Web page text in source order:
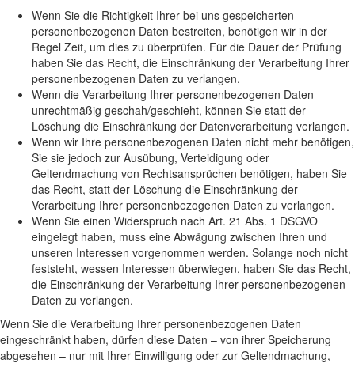
Wenn Sie die Richtigkeit Ihrer bei uns gespeicherten
personenbezogenen Daten bestreiten, benötigen wir in der
Regel Zeit, um dies zu überprüfen. Für die Dauer der Prüfung
haben Sie das Recht, die Einschränkung der Verarbeitung Ihrer
personenbezogenen Daten zu verlangen.
Wenn die Verarbeitung Ihrer personenbezogenen Daten
unrechtmäßig geschah/geschieht, können Sie statt der
Löschung die Einschränkung der Datenverarbeitung verlangen.
Wenn wir Ihre personenbezogenen Daten nicht mehr benötigen,
Sie sie jedoch zur Ausübung, Verteidigung oder
Geltendmachung von Rechtsansprüchen benötigen, haben Sie
das Recht, statt der Löschung die Einschränkung der
Verarbeitung Ihrer personenbezogenen Daten zu verlangen.
Wenn Sie einen Widerspruch nach Art. 21 Abs. 1 DSGVO
eingelegt haben, muss eine Abwägung zwischen Ihren und
unseren Interessen vorgenommen werden. Solange noch nicht
feststeht, wessen Interessen überwiegen, haben Sie das Recht,
die Einschränkung der Verarbeitung Ihrer personenbezogenen
Daten zu verlangen.
Wenn Sie die Verarbeitung Ihrer personenbezogenen Daten
eingeschränkt haben, dürfen diese Daten – von ihrer Speicherung
abgesehen – nur mit Ihrer Einwilligung oder zur Geltendmachung,